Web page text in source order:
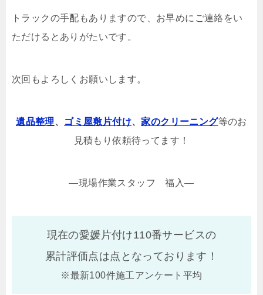
トラックの手配もありますので、お早めにご連絡をい
ただけるとありがたいです。
次回もよろしくお願いします。
遺品整理、 ゴミ屋敷片付け、家のクリーニング等のお
見積もり依頼待ってます！
—現場作業スタッフ 福入—
現在の愛媛片付け110番サービスの
累計評価点は点となっております！
※最新100件施工アンケート平均